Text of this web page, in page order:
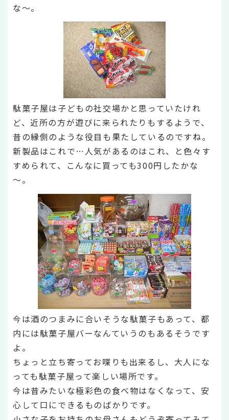
な～。
駄菓子屋は子どもの社交場かと思っていたけれ
ど、近所の方が遊びに来られたりもするようで、
昔の縁側のような役目も果たしているのですね。
新製品はこれで…人気があるのはこれ、と色々す
すめられて、こんなに買っても300円したかな
～。
今は酒のつまみに合いそうな駄菓子もあって、都
内には駄菓子屋バーなんていうのもあるそうです
よ。
ちょっと立ち寄ってお喋りも出来るし、大人にな
っても駄菓子屋って楽しい場所です。
今は昔みたいな極彩色の食べ物はなくなって、安
心して口にできるものばかりです。